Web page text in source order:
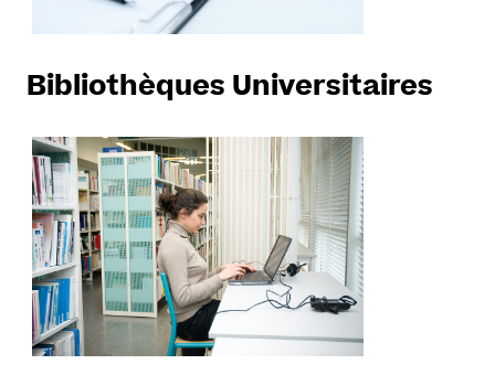
Bibliothèques Universitaires